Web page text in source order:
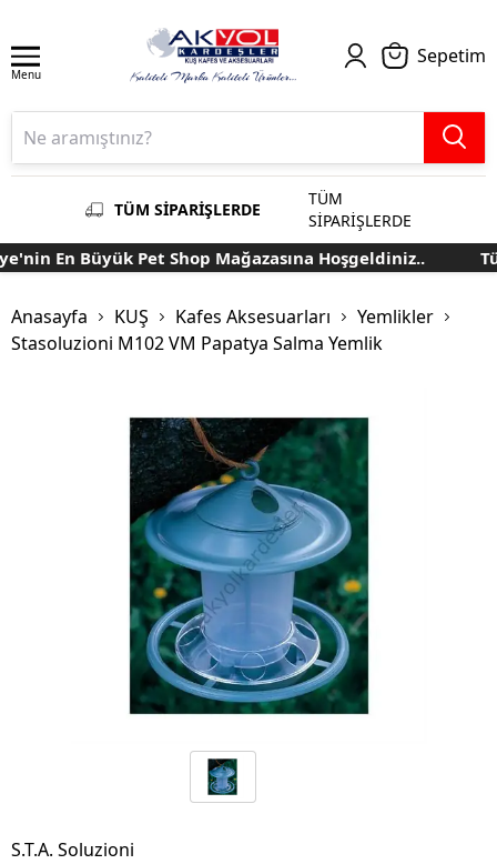
Menu
Sepetim
TÜM SİPARİŞLERDE
TÜM
SİPARİŞLERDE
En Büyük Pet Shop Mağazasına Hoşgeldiniz..
Anasayfa KUŞ Kafes Aksesuarları
Yemlikler
Stasoluzioni M102 VM Papatya Salma Yemlik
S.T.A. Soluzioni